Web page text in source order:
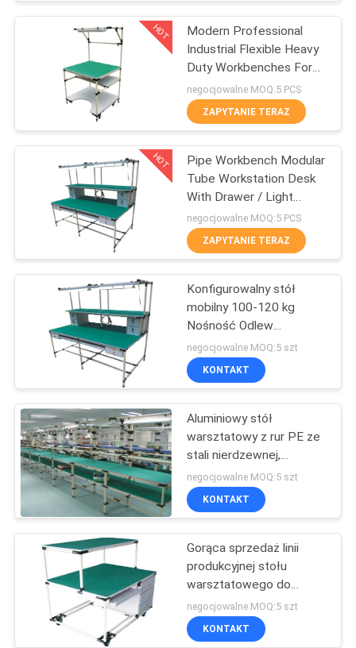
KONTROLA
JAKOŚCI
SKONTAKTUJ
POPROŚ
WYCENĘ
SITEMAP
PRYWATNOŚCI
Aluminiowe złącza
rurowe
350
Rura ze stopu
aluminium
116
Złącza do rur
chromowych
53
Plastikowe złącza
rurowe
HOT
Modern Professional
Industrial Flexible Heavy
Duty Workbenches For
Packing Table
negocjowalne MOQ:5 PCS
ZAPYTANIE TERAZ
HOT
Pipe Workbench Modular
Tube Workstation Desk
With Drawer / Light
Lamp
negocjowalne MOQ:5 PCS
ZAPYTANIE TERAZ
Konfigurowalny stół
mobilny 100-120 kg
Nośność Odlew
aluminiowy
negocjowalne MOQ:5 szt
KONTAKT
Aluminiowy stół
warsztatowy z rur PE ze
stali nierdzewnej,
dostosowany do linii
produkcyjnej / warsztatu
negocjowalne MOQ:5 szt
KONTAKT
Gorąca sprzedaż linii
produkcyjnej stołu
warsztatowego do
montażu profili
aluminiowych w
niestandardowym
negocjowalne MOQ:5 szt
KONTAKT